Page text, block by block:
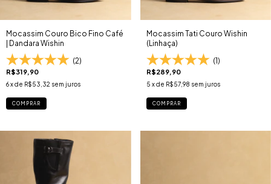
Mocassim Couro Bico Fino Café
| Dandara Wishin
(2)
R$319,90
6x de R$53,32 sem juros
COMPRAR
Mocassim Tati Couro Wishin
(Linhaça)
(1)
R$289,90
5 x de R$57,98 sem juros
COMPRAR